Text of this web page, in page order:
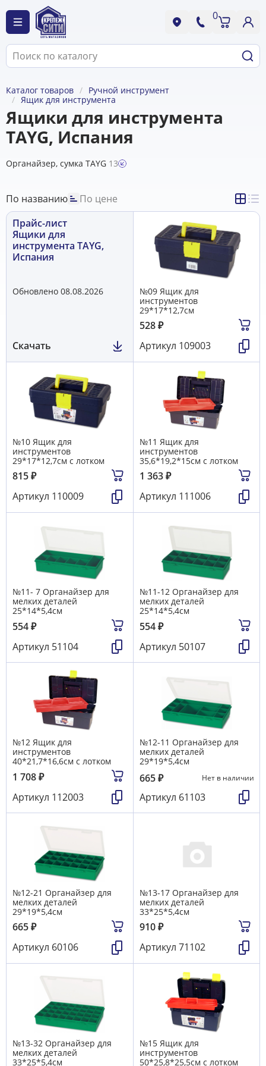
0
Каталог товаров
Ручной инструмент
Ящик для инструмента
Ящики для инструмента
TAYG, Испания
Органайзер, сумка TAYG 13
По названию
По цене
Прайс-лист
Ящики для
инструмента TAYG,
Испания
Обновлено 08.08.2026
Скачать
№09 Ящик для
инструментов
29*17*12,7см
528₽
Артикул 109003
№10 Ящик для
инструментов
29*17*12,7см с лотком
815₽
Артикул 110009
№11 Ящик для
инструментов
35,6*19,2*15см с лотком
1 363₽
Артикул 111006
№11- 7 Органайзер для
мелких деталей
25*14*5,4см
554₽
Артикул 51104
№11-12 Органайзер для
мелких деталей
25*14*5,4см
554₽
Артикул 50107
№12 Ящик для
инструментов
40*21,7*16,6см с лотком
1 708₽
Артикул 112003
№12-11 Органайзер для
мелких деталей
29*19*5,4см
665₽ Нет в наличии
Артикул 61103
№12-21 Органайзер для
мелких деталей
29*19*5,4см
665₽
Артикул 60106
№13-17 Органайзер для
мелких деталей
33*25*5,4см
910₽
Артикул 71102
№13-32 Органайзер для
мелких деталей
33*25*5,4см
№15 Ящик для
инструментов
50*25,8*25,5см с лотком